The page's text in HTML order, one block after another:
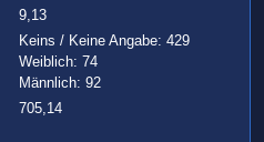
9,13
Keins / Keine Angabe: 429
Weiblich: 74
Männlich: 92
705,14